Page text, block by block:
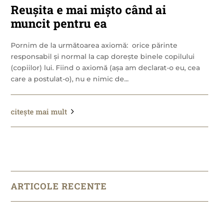
Reușita e mai mișto când ai
muncit pentru ea
Pornim de la următoarea axiomă: orice părinte
responsabil și normal la cap dorește binele copilului
(copiilor) lui. Fiind o axiomă (așa am declarat-o eu, cea
care a postulat-o), nu e nimic de...
citește mai mult
ARTICOLE RECENTE